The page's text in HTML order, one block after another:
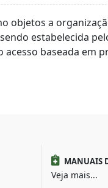
objetos a
estabelecida
baseada em
MANUAIS
Veja mais...